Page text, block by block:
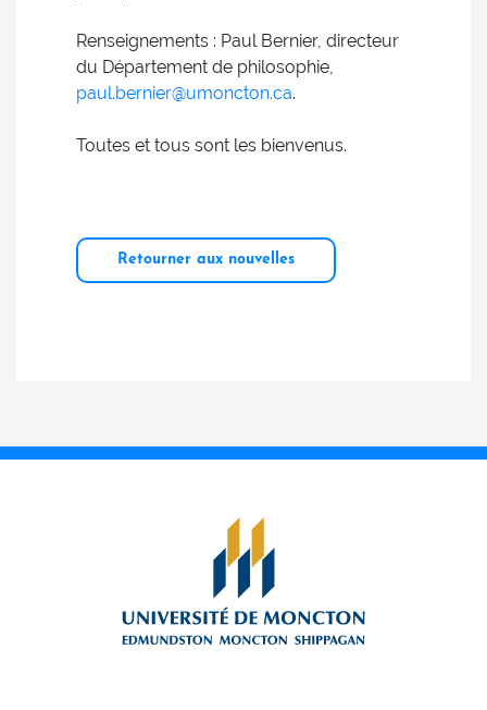
Renseignements : Paul Bernier, directeur
du Département de philosophie,
paul.bernier@umoncton.ca.
Toutes et tous sont les bienvenus.
Retourner aux nouvelles